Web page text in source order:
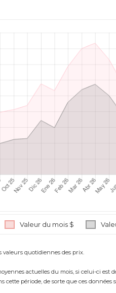
Valeur du mois $
quotidiennes des prix.
actuelles du mois, si celui-ci est
période, de sorte que ces données